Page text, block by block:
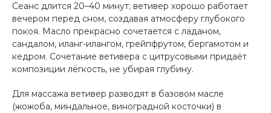
Сеанс длится 20–40 минут; ветивер хорошо работает
вечером перед сном, создавая атмосферу глубокого
покоя. Масло прекрасно сочетается с ладаном,
сандалом, иланг-илангом, грейпфрутом, бергамотом и
кедром. Сочетание ветивера с цитрусовыми придаёт
композиции лёгкость, не убирая глубину.
Для массажа ветивер разводят в базовом масле
(жожоба, миндальное, виноградной косточки) в